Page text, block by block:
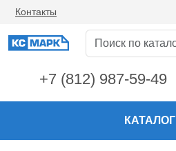
Контакты
+7 (812) 987-59-49
КАТАЛОГ